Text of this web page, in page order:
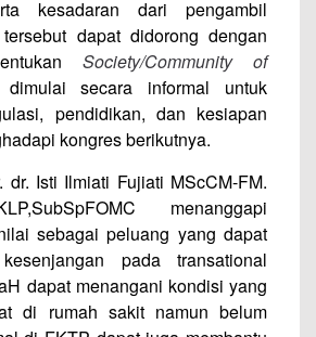
kesadaran dari pengambil
dapat didorong dengan
Society/Community of
secara informal untuk
pendidikan, dan kesiapan
kongres berikutnya.
dr. Isti Ilmiati Fujiati MScCM-FM.
menanggapi
sebagai peluang yang dapat
pada transational
dapat menangani kondisi yang
di rumah sakit namun belum